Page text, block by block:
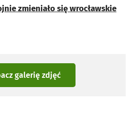
zmieniało się wrocławskie
galerię zdjęć